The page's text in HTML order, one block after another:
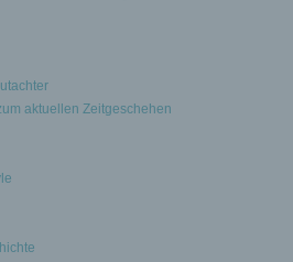
aktuellen Zeitgeschehen